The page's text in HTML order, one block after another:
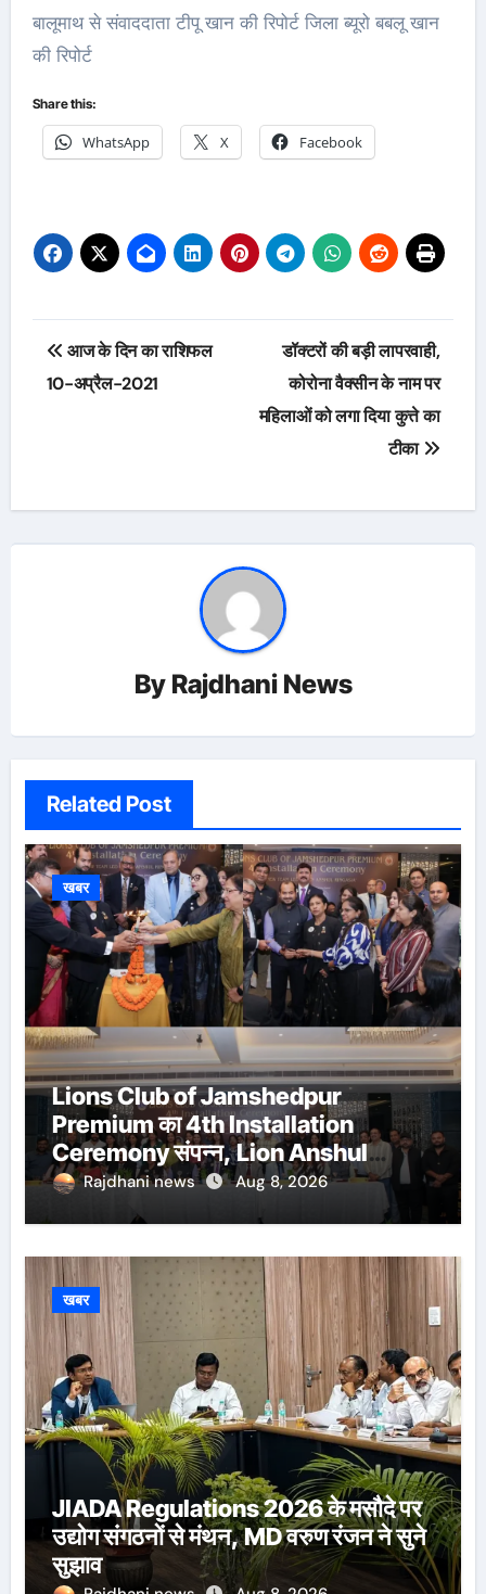
बालूमाथ से संवाददाता टीपू खान की रिपोर्ट जिला ब्यूरो बबलू खान
की रिपोर्ट
Share this:
WhatsApp X Facebook
Post
navigation
आज के दिन का राशिफल
10-अप्रैल-2021
डॉक्टरों की बड़ी लापरवाही,
कोरोना वैक्सीन के नाम पर
महिलाओं को लगा दिया कुत्ते का
टीका
By Rajdhani News
Related Post
खबर
Lions Club of Jamshedpur
Premium का 4th Installation
Ceremony संपन्न, Lion Anshul
Ringasia ने संभाला अध्यक्ष पद
Rajdhani news Aug 8, 2026
खबर
JIADA Regulations 2026 के मसौदे पर
उद्योग संगठनों से मंथन, MD वरुण रंजन ने सुने
सुझाव